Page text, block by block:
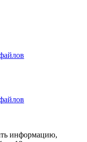
информацию,